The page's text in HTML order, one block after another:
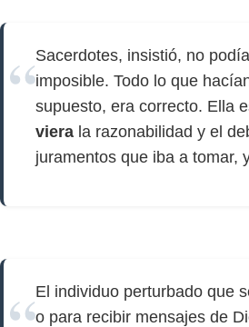
Sacerdotes, insistió, no
imposible. Todo lo que
supuesto, era correcto. Ella
viera la razonabilidad y el
juramentos que iba a tomar,
El individuo perturbado que
o para recibir mensajes de